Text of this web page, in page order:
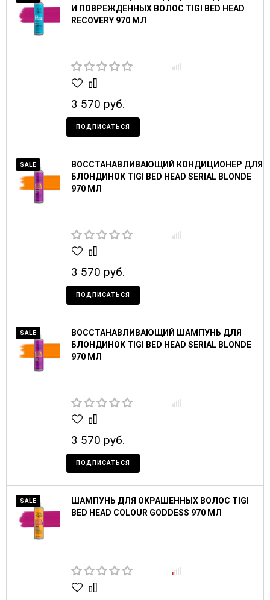
И ПОВРЕЖДЕННЫХ ВОЛОС TIGI BED HEAD
RECOVERY 970 МЛ
3 570 руб.
ПОДПИСАТЬСЯ
SALE
ВОССТАНАВЛИВАЮЩИЙ КОНДИЦИОНЕР ДЛЯ
БЛОНДИНОК TIGI BED HEAD SERIAL BLONDE
970 МЛ
3 570 руб.
ПОДПИСАТЬСЯ
SALE
ВОССТАНАВЛИВАЮЩИЙ ШАМПУНЬ ДЛЯ
БЛОНДИНОК TIGI BED HEAD SERIAL BLONDE
970 МЛ
3 570 руб.
ПОДПИСАТЬСЯ
SALE
ШАМПУНЬ ДЛЯ ОКРАШЕННЫХ ВОЛОС TIGI
BED HEAD COLOUR GODDESS 970 МЛ